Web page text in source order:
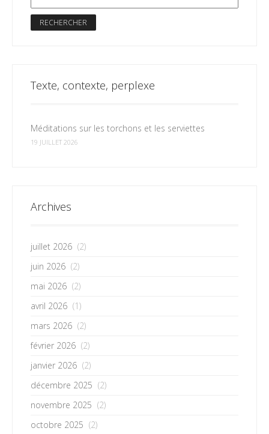
Texte, contexte, perplexe
Méditations sur les torchons et les serviettes
19 JUILLET 2026
Archives
juillet 2026 (2)
juin 2026 (2)
mai 2026 (2)
avril 2026 (1)
mars 2026 (2)
février 2026 (2)
janvier 2026 (2)
décembre 2025 (2)
novembre 2025 (2)
octobre 2025 (2)